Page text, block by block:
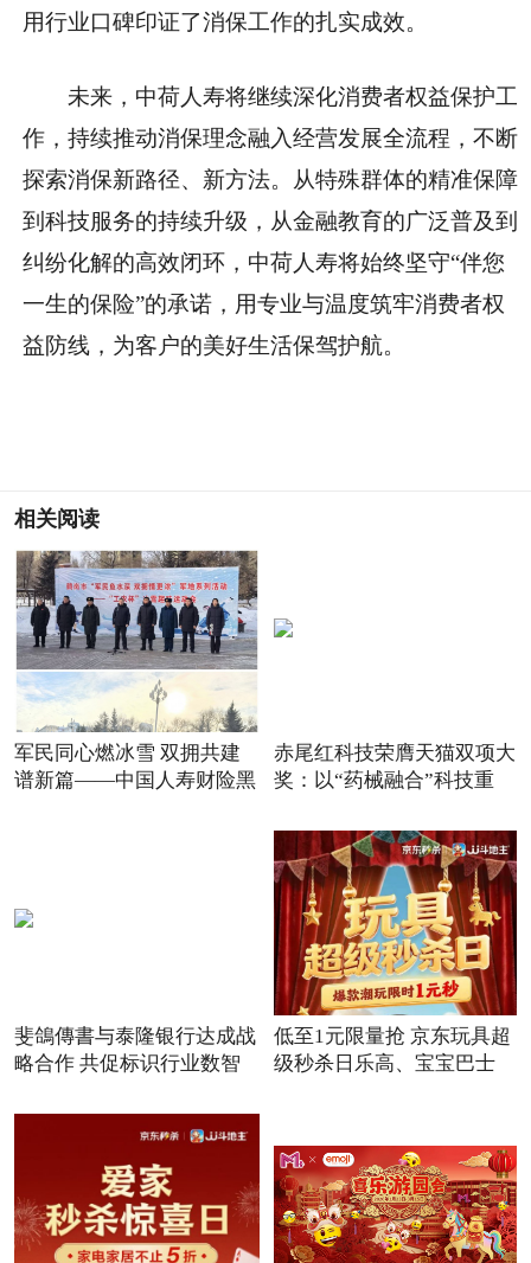
用行业口碑印证了消保工作的扎实成效。
未来，中荷人寿将继续深化消费者权益保护工
作，持续推动消保理念融入经营发展全流程，不断
探索消保新路径、新方法。从特殊群体的精准保障
到科技服务的持续升级，从金融教育的广泛普及到
纠纷化解的高效闭环，中荷人寿将始终坚守“伴您
一生的保险”的承诺，用专业与温度筑牢消费者权
益防线，为客户的美好生活保驾护航。
相关阅读
军民同心燃冰雪 双拥共建
谱新篇——中国人寿财险黑
赤尾红科技荣膺天猫双项大
奖：以“药械融合”科技重
斐鴿傳書与泰隆银行达成战
略合作 共促标识行业数智
低至1元限量抢 京东玩具超
级秒杀日乐高、宝宝巴士